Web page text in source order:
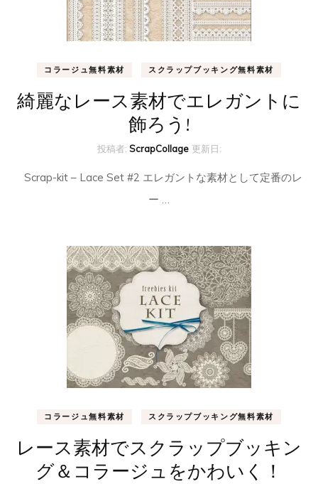
コラージュ無料素材 スクラップブッキング無料素材
綺麗なレース素材でエレガントに
飾ろう!
投稿者: ScrapCollage 更新日:
Scrap-kit – Lac­e Set #2 エレガントな素材として定番のレ
ー …
コラージュ無料素材 スクラップブッキング無料素材
レース素材でスクラップブッキン
グ＆コラージュをかわいく！